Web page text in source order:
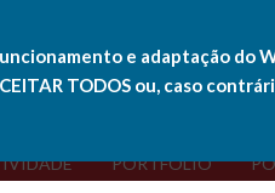
PORTFÓLIO
e adaptação do
TODOS ou, caso